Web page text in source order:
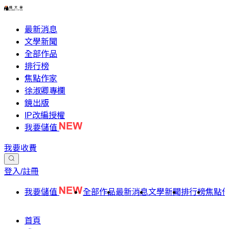
最新消息
文學新聞
全部作品
排行榜
焦點作家
徐淑卿專欄
鏡出版
IP改編授權
我要儲值
我要收費
登入/註冊
我要儲值 全部作品最新消息文學新聞排行榜焦點
首頁